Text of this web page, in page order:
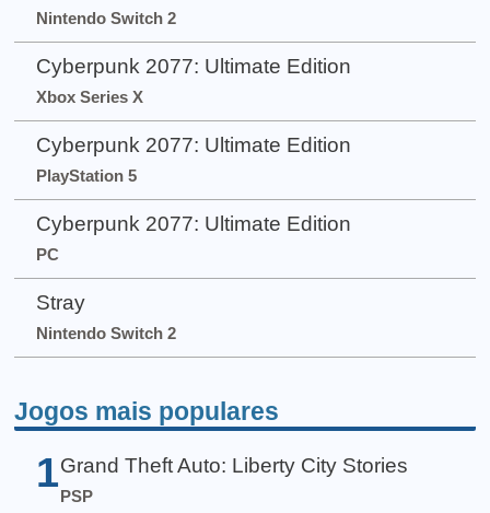
Nintendo Switch 2
Cyberpunk 2077: Ultimate Edition
Xbox Series X
Cyberpunk 2077: Ultimate Edition
PlayStation 5
Cyberpunk 2077: Ultimate Edition
PC
Stray
Nintendo Switch 2
Jogos mais populares
1 Grand Theft Auto: Liberty City Stories
PSP